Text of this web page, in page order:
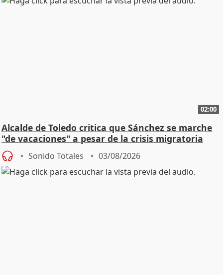
02:00
Alcalde de Toledo critica que Sánchez se marche
"de vacaciones" a pesar de la crisis migratoria
Sonido Totales 03/08/2026